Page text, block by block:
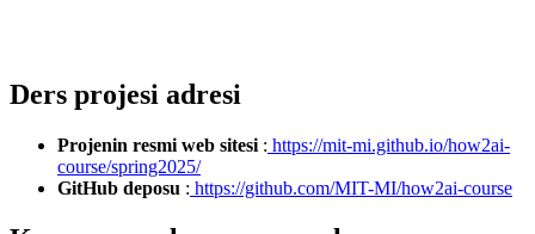
Ders projesi adresi
Projenin resmi web sitesi : https://mit-mi.github.io/how2ai-
course/spring2025/
GitHub deposu : https://github.com/MIT-MI/how2ai-course